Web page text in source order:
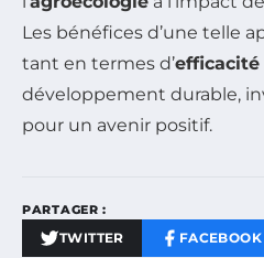
Les bénéfices d’une telle
tant en termes d’
développement durable,
pour un avenir positif.
PARTAGER :
TWITTER FACEBOOK